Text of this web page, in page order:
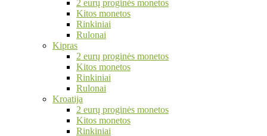
2 eurų proginės monetos
Kitos monetos
Rinkiniai
Rulonai
Kipras
2 eurų proginės monetos
Kitos monetos
Rinkiniai
Rulonai
Kroatija
2 eurų proginės monetos
Kitos monetos
Rinkiniai